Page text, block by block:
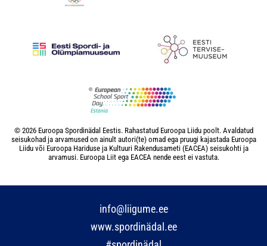
© 2026 Euroopa Spordinädal Eestis. Rahastatud Euroopa Liidu poolt. Avaldatud
seisukohad ja arvamused on ainult autori(te) omad ega pruugi kajastada Euroopa
Liidu või Euroopa Hariduse ja Kultuuri Rakendusameti (EACEA) seisukohti ja
arvamusi. Euroopa Liit ega EACEA nende eest ei vastuta.
info@liigume.ee
www.spordinädal.ee